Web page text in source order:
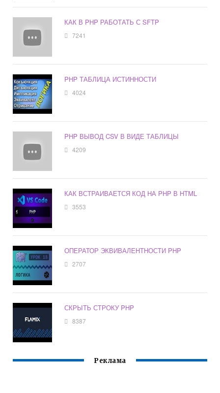
КАК В PHP РАБОТАТЬ С SFTP
7241
PHP ТАБЛИЦА ИСТИННОСТИ
4024
PHP ВЫВОД CSV В ВИДЕ ТАБЛИЦЫ
4209
КАК ВСТРАИВАЕТСЯ КОД НА PHP В HTML
3553
ОПЕРАТОР ЭКВИВАЛЕНТНОСТИ PHP
2707
СКРЫТЬ СТРОКУ PHP
8387
Реклама